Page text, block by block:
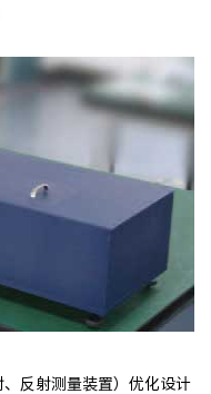
反射测量装置）优化设计